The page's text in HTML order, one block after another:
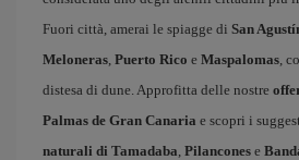
Fuori città, amerai le spiagge di San
Meloneras, Puerto Rico e Maspalomas,
distesa di dune. Approfitta delle nostre
Palmas de Gran Canaria e scopri i
naturali di Tamadaba, Pilancones e